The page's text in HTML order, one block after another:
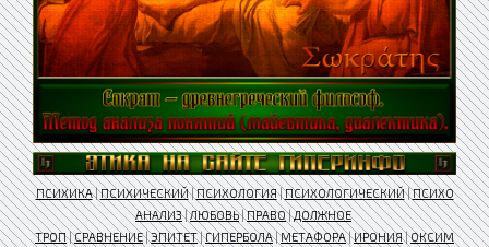
ПСИХИКА|ПСИХИЧЕСКИЙ|ПСИХОЛОГИЯ|ПСИХОЛОГИЧЕСКИЙ|ПСИХО
АНАЛИЗ|ЛЮБОВЬ|ПРАВО|ДОЛЖНОЕ
ТРОП|СРАВНЕНИЕ|ЭПИТЕТ|ГИПЕРБОЛА|МЕТАФОРА|ИРОНИЯ|ОКСИМ